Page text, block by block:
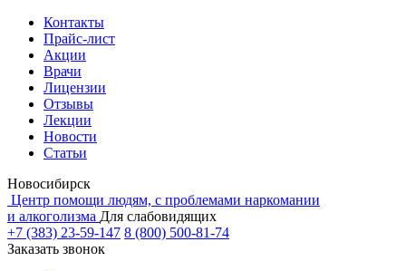
Контакты
Прайс-лист
Акции
Врачи
Лицензии
Отзывы
Лекции
Новости
Статьи
Новосибирск
Центр помощи людям, с проблемами наркомании
и алкоголизма Для слабовидящих
+7 (383) 23-59-147 8 (800) 500-81-74
Заказать звонок